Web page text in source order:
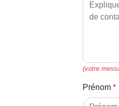
(votre
Prénom